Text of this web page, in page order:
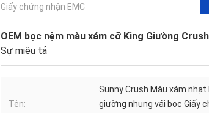
Giấy chứng nhận EMC
OEM bọc nệm màu xám cỡ King Giường
Sự miêu tả
Tên:
Sunny Crush Màu xám nhạt
giường nhung vải bọc Giấy